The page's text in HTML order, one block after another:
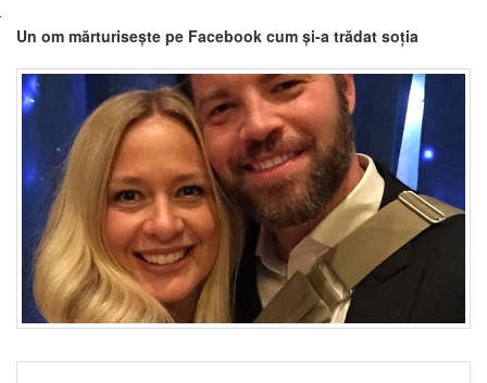
Un om mărturisește pe Facebook cum și-a trădat soția